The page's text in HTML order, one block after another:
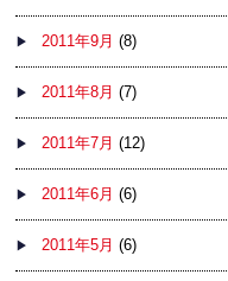
2011年9月 (8)
2011年8月 (7)
2011年7月 (12)
2011年6月 (6)
2011年5月 (6)